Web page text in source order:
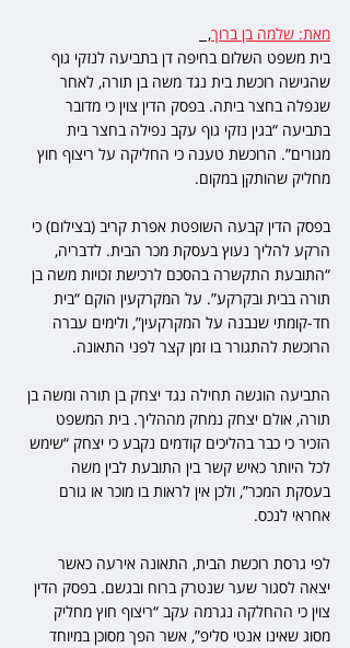
מאת: שלמה בן ברוך,
בית משפט השלום בחיפה דן בתביעה לנזקי גוף
שהגישה רוכשת בית נגד משה בן תורה, לאחר
שנפלה בחצר ביתה. בפסק הדין צוין כי מדובר
בתביעה “בגין נזקי גוף עקב נפילה בחצר בית
מגורים”. הרוכשת טענה כי החליקה על ריצוף חוץ
מחליק שהותקן במקום.
בפסק הדין קבעה השופטת אפרת קריב (בצילום) כי
הרקע להליך נעוץ בעסקת מכר הבית. לדבריה,
“התובעת התקשרה בהסכם לרכישת זכויות משה בן
תורה בבית ובקרקע”. על המקרקעין הוקם “בית
חד-קומתי שנבנה על המקרקעין”, ולימים עברה
הרוכשת להתגורר בו זמן קצר לפני התאונה.
התביעה הוגשה תחילה נגד יצחק בן תורה ומשה בן
תורה, אולם יצחק נמחק מההליך. בית המשפט
הזכיר כי כבר בהליכים קודמים נקבע כי יצחק “שימש
לכל היותר כאיש קשר בין התובעת לבין משה
בעסקת המכר”, ולכן אין לראות בו מוכר או גורם
אחראי לנכס.
לפי גרסת רוכשת הבית, התאונה אירעה כאשר
יצאה לסגור שער שנטרק ברוח ובגשם. בפסק הדין
צוין כי ההחלקה נגרמה עקב “ריצוף חוץ מחליק
מסוג שאינו אנטי סליפ”, אשר הפך מסוכן במיוחד